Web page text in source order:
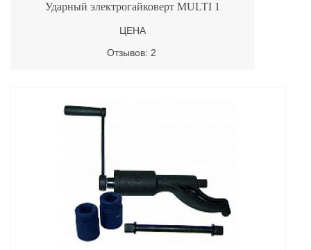
Ударный электрогайковерт MULTI 1
ЦЕНА
Отзывов: 2